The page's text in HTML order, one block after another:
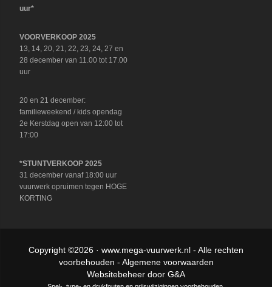
uur*
VOORVERKOOP 2025
13, 14, 20, 21, 22, 23, 24, 27 en
28 december van 11.00 tot 17.00
uur
20 en 21 december:
familieweekend / kids opendag
2e Kerstdag open van 12:00 tot
17:00
*STUNTVERKOOP 2025
31 december vanaf 18:00 uur
vuurwerk opruimen tegen HOGE
KORTING
Copyright ©2026 · www.mega-vuurwerk.nl - Alle rechten
voorbehouden - Algemene voorwaarden
Websitebeheer door G&A